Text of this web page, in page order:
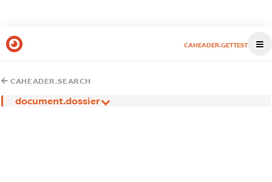
CAHEADER.GETTEST
CAHEADER.SEARCH
document.dossier